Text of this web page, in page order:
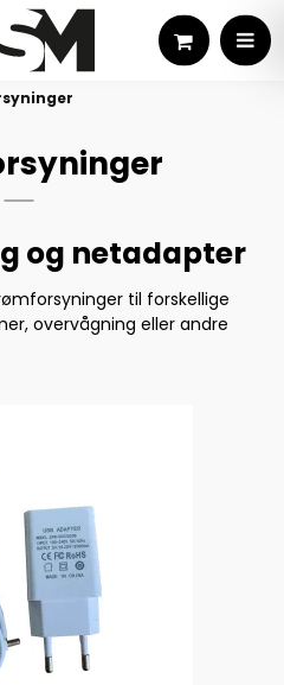
Kurv
og netadapter
til forskellige
overvågning eller andre